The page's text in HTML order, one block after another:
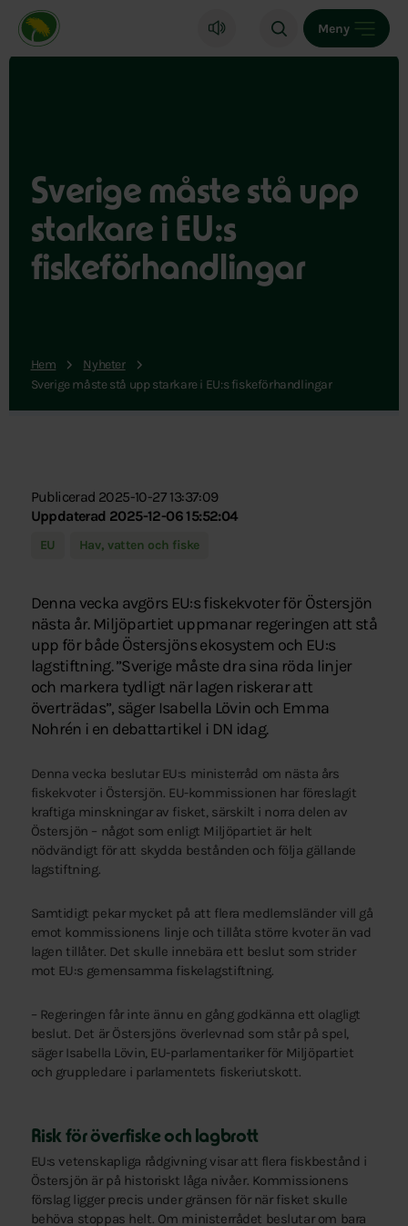
Miljöpartiet de gröna, startsida
Meny
Sverige måste stå upp
starkare i EU:s
fiskeförhandlingar
Hem
Nyheter
Sverige måste stå upp starkare i EU:s fiskeförhandlingar
Publicerad 2025-10-27 13:37:09
Uppdaterad 2025-12-06 15:52:04
EU Hav, vatten och fiske
Denna vecka avgörs EU:s fiskekvoter för Östersjön
nästa år. Miljöpartiet uppmanar regeringen att stå
upp för både Östersjöns ekosystem och EU:s
lagstiftning. ”Sverige måste dra sina röda linjer
och markera tydligt när lagen riskerar att
överträdas”, säger Isabella Lövin och Emma
Nohrén i en debattartikel i DN idag.
Denna vecka beslutar EU:s ministerråd om nästa års
fiskekvoter i Östersjön. EU-kommissionen har föreslagit
kraftiga minskningar av fisket, särskilt i norra delen av
Östersjön – något som enligt Miljöpartiet är helt
nödvändigt för att skydda bestånden och följa gällande
lagstiftning.
Samtidigt pekar mycket på att flera medlemsländer vill gå
emot kommissionens linje och tillåta större kvoter än vad
lagen tillåter. Det skulle innebära ett beslut som strider
mot EU:s gemensamma fiskelagstiftning.
– Regeringen får inte ännu en gång godkänna ett olagligt
beslut. Det är Östersjöns överlevnad som står på spel,
säger Isabella Lövin, EU-parlamentariker för Miljöpartiet
och gruppledare i parlamentets fiskeriutskott.
Risk för överfiske och lagbrott
EU:s vetenskapliga rådgivning visar att flera fiskbestånd i
Östersjön är på historiskt låga nivåer. Kommissionens
förslag ligger precis under gränsen för när fisket skulle
behöva stoppas helt. Om ministerrådet beslutar om bara